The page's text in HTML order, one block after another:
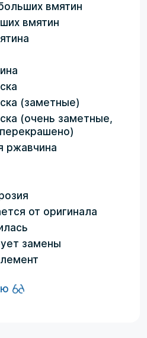
вмятин
вмятин
(заметные)
(очень заметные,
ржавчина
от оригинала
замены